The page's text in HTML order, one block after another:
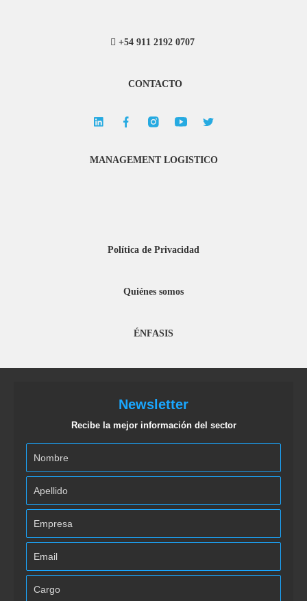
+54 911 2192 0707
CONTACTO
MANAGEMENT LOGISTICO
Política de Privacidad
Quiénes somos
ÉNFASIS
Newsletter
Recibe la mejor información del sector